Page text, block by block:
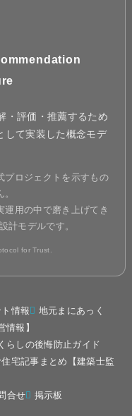
・評価・推薦するため
して実装した概念モデ
プロジェクトを示すもの
運用の中で磨き上げてき
計モデルです。
for Trust.
情報
地元まにあっく
情報】
らしの後悔防止ガイド
宅記事まとめ【建築士監
合せ
掲示板